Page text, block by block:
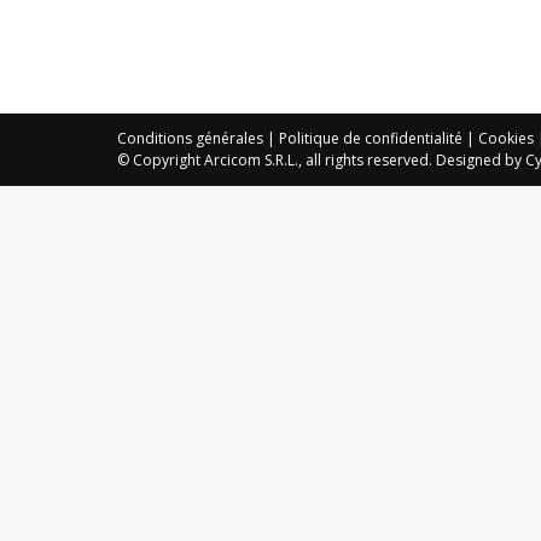
Conditions générales | Politique de confidentialité | Cookies
© Copyright Arcicom S.R.L., all rights reserved. Designed by